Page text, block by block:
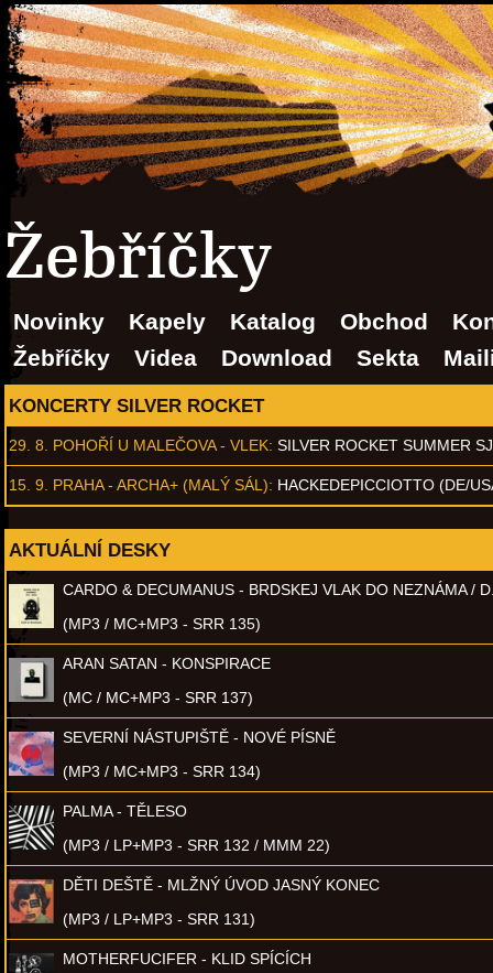
Žebříčky
Novinky Kapely Katalog Obchod
Žebříčky
Videa Download Sekta
KONCERTY SILVER ROCKET
29. 8. POHOŘÍ U MALEČOVA - VLEK: SILVER ROCKET SUMMER
15. 9. PRAHA - ARCHA+ (MALÝ SÁL): HACKEDEPICCIOTTO (DE/
AKTUÁLNÍ DESKY
CARDO & DECUMANUS - BRDSKEJ VLAK DO NEZNÁMA /
(MP3 / MC+MP3 - SRR 135)
ARAN SATAN - KONSPIRACE
(MC / MC+MP3 - SRR 137)
SEVERNÍ NÁSTUPIŠTĚ - NOVÉ PÍSNĚ
(MP3 / MC+MP3 - SRR 134)
PALMA - TĚLESO
(MP3 / LP+MP3 - SRR 132 / MMM 22)
DĚTI DEŠTĚ - MLŽNÝ ÚVOD JASNÝ KONEC
(MP3 / LP+MP3 - SRR 131)
MOTHERFUCIFER - KLID SPÍCÍCH